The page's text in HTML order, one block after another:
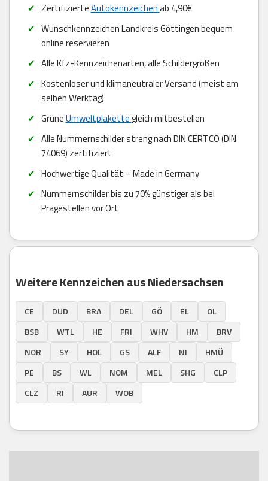
ZertifizierteAutokennzeichenab 4,90€
Wunschkennzeichen Landkreis Göttingen bequem
online reservieren
Alle Kfz-Kennzeichenarten, alle Schildergrößen
Kostenloser und klimaneutraler Versand (meist am
selben Werktag)
GrüneUmweltplakettegleich mitbestellen
Alle Nummernschilder streng nach DIN CERTCO (DIN
74069) zertifiziert
Hochwertige Qualität – Made in Germany
Nummernschilder bis zu 70% günstiger als bei
Prägestellen vor Ort
Weitere Kennzeichen aus Niedersachsen
CE DUD BRA DEL GÖ EL
OL
BSB
WTL HE FRI WHV HM
BRV
NOR
SY HOL GS ALF NI
HMÜ
PE
BS WL NOM MEL SHG
CLP
CLZ
RI AUR WOB